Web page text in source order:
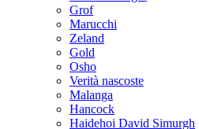
Grof
Marucchi
Zeland
Gold
Osho
Verità nascoste
Malanga
Hancock
Haidehoi David Simurgh